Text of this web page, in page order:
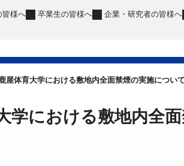
皆様へ 卒業生の皆様へ 企業・研究者の皆様へ
屋体育大学における敷地内全面禁煙の実施について
学における敷地内全